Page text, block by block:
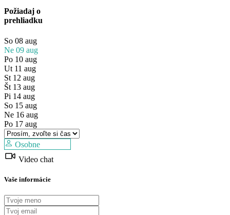
Predaj
Dostupné
Požiadaj o
prehliadku
So 08 aug
Ne 09 aug
Po 10 aug
Ut 11 aug
St 12 aug
Št 13 aug
Pi 14 aug
So 15 aug
Ne 16 aug
Po 17 aug
Osobne
Video chat
Vaše informácie